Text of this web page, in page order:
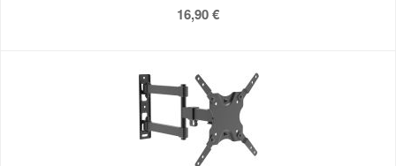
16,90 €